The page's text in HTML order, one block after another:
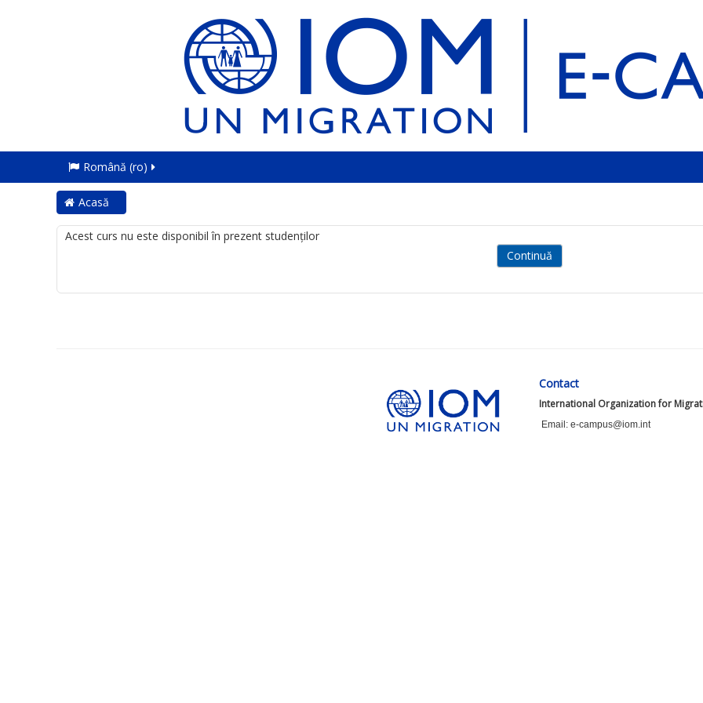
Română ‎(ro)‎
Acasă
Acest curs nu este disponibil în prezent studenților
Contact
International Organization for
Email: e-campus@iom.int